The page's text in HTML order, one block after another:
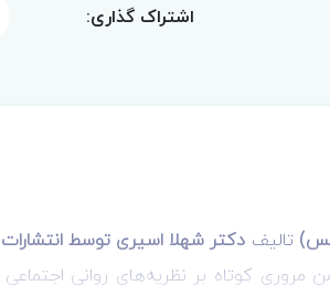
اشتراک گذاری:
تالیف دکتر شهلا اسیری توسط
کوتاه بر نظریه‌های روانی اجتماعی